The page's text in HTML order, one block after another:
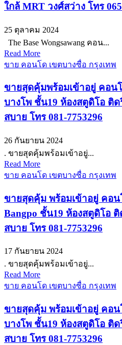
ใกล้ MRT วงศ์สว่าง โทร
25 ตุลาคม 2024
The Base Wongsawang คอน...
Read More
ขาย คอนโด เขตบางซื่อ กรุงเทพ
ขายสุดคุ้มพร้อมเข้าอยู่ คอน
บางโพ ชั้น19 ห้องสตูดิโอ ติด
สบาย โทร 081-7753296
26 กันยายน 2024
. ขายสุดคุ้มพร้อมเข้าอยู่...
Read More
ขาย คอนโด เขตบางซื่อ กรุงเทพ
ขายสุดคุ้ม พร้อมเข้าอยู่ คอน
Bangpo ชั้น19 ห้องสตูดิโอ
สบาย โทร 081-7753296
17 กันยายน 2024
. ขายสุดคุ้มพร้อมเข้าอยู่...
Read More
ขาย คอนโด เขตบางซื่อ กรุงเทพ
ขายสุดคุ้ม พร้อมเข้าอยู่ คอ
บางโพ ชั้น19 ห้องสตูดิโอ ติด
สบาย โทร 081-7753296